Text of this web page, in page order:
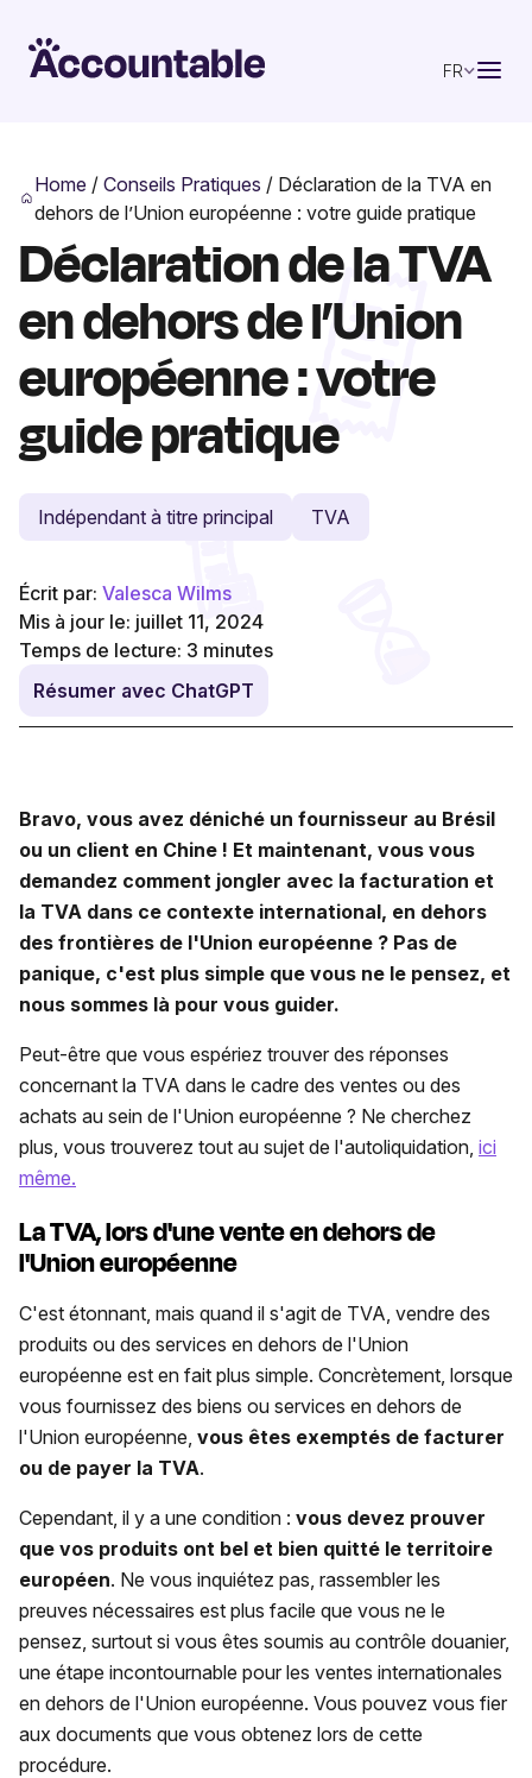
FR
Home / Conseils Pratiques / Déclaration de la TVA en
dehors de l’Union européenne : votre guide pratique
Déclaration de la TVA
en dehors de l’Union
européenne : votre
guide pratique
Indépendant à titre principal TVA
Écrit par: Valesca Wilms
Mis à jour le: juillet 11, 2024
Temps de lecture: 3 minutes
Résumer avec ChatGPT
Bravo, vous avez déniché un fournisseur au Brésil
ou un client en Chine ! Et maintenant, vous vous
demandez comment jongler avec la facturation et
la TVA dans ce contexte international, en dehors
des frontières de l'Union européenne ? Pas de
panique, c'est plus simple que vous ne le pensez, et
nous sommes là pour vous guider.
Peut-être que vous espériez trouver des réponses
concernant la TVA dans le cadre des ventes ou des
achats au sein de l'Union européenne ? Ne cherchez
plus, vous trouverez tout au sujet de l'autoliquidation, ici
même.
La TVA, lors d'une vente en dehors de
l'Union européenne
C'est étonnant, mais quand il s'agit de TVA, vendre des
produits ou des services en dehors de l'Union
européenne est en fait plus simple. Concrètement, lorsque
vous fournissez des biens ou services en dehors de
l'Union européenne, vous êtes exemptés de facturer
ou de payer la TVA.
Cependant, il y a une condition : vous devez prouver
que vos produits ont bel et bien quitté le territoire
européen. Ne vous inquiétez pas, rassembler les
preuves nécessaires est plus facile que vous ne le
pensez, surtout si vous êtes soumis au contrôle douanier,
une étape incontournable pour les ventes internationales
en dehors de l'Union européenne. Vous pouvez vous fier
aux documents que vous obtenez lors de cette
procédure.